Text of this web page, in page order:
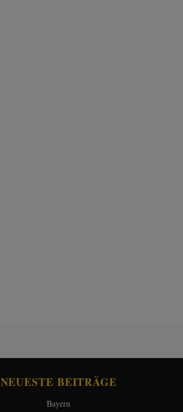
NEUESTE BEITRÄGE
Bayern